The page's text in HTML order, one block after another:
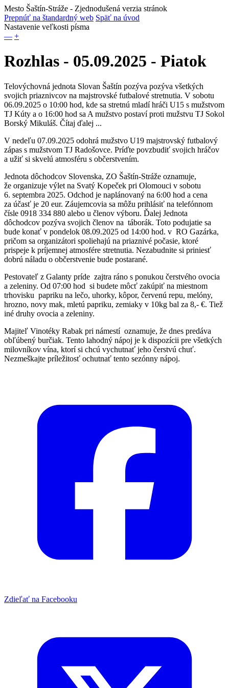
Mesto Šaštín-Stráže - Zjednodušená verzia stránok
Prepnúť na štandardný web Späť na úvod
Nastavenie veľkosti písma
— +
Rozhlas - 05.09.2025 - Piatok
Telovýchovná jednota Slovan Šaštín pozýva pozýva všetkých
svojich priaznivcov na majstrovské futbalové stretnutia. V sobotu
06.09.2025 o 10:00 hod, kde sa stretnú mladí hráči U15 s mužstvom
TJ Kúty a o 16:00 hod sa A mužstvo postaví proti mužstvu TJ Sokol
Borský Mikuláš. Čítaj ďalej ...
V nedeľu 07.09.2025 odohrá mužstvo U19 majstrovský futbalový
zápas s mužstvom TJ Radošovce. Príďte povzbudiť svojich hráčov
a užiť si skvelú atmosféru s občerstvením.
Jednota dôchodcov Slovenska, ZO Šaštín-Stráže oznamuje,
že organizuje výlet na Svatý Kopeček pri Olomouci v sobotu
6. septembra 2025. Odchod je naplánovaný na 6:00 hod a cena
za účasť je 20 eur. Záujemcovia sa môžu prihlásiť na telefónnom
čísle 0918 334 880 alebo u členov výboru. Ďalej Jednota
dôchodcov pozýva svojich členov na táborák. Toto podujatie sa
bude konať v pondelok 08.09.2025 od 14:00 hod. v RO Gazárka,
pričom sa organizátori spoliehajú na priaznivé počasie, ktoré
prispeje k príjemnej atmosfére stretnutia. Nezabudnite si priniesť
dobrú náladu o občerstvenie bude postarané.
Pestovateľ z Galanty príde zajtra ráno s ponukou čerstvého ovocia
a zeleniny. Od 07:00 hod si budete môcť zakúpiť na miestnom
trhovisku papriku na lečo, uhorky, kôpor, červenú repu, melóny,
hrozno, novy mak, mletú papriku, zemiaky v 10kg bal za 8,- €. Tiež
iné druhy ovocia a zeleniny.
Majiteľ Vinotéky Rabak pri námestí oznamuje, že dnes predáva
obľúbený burčiak. Tento lahodný nápoj je k dispozícii pre všetkých
milovníkov vína, ktorí si chcú vychutnať jeho čerstvú chuť.
Nezmeškajte príležitosť ochutnať tento sezónny nápoj.
Zdieľať na Facebooku